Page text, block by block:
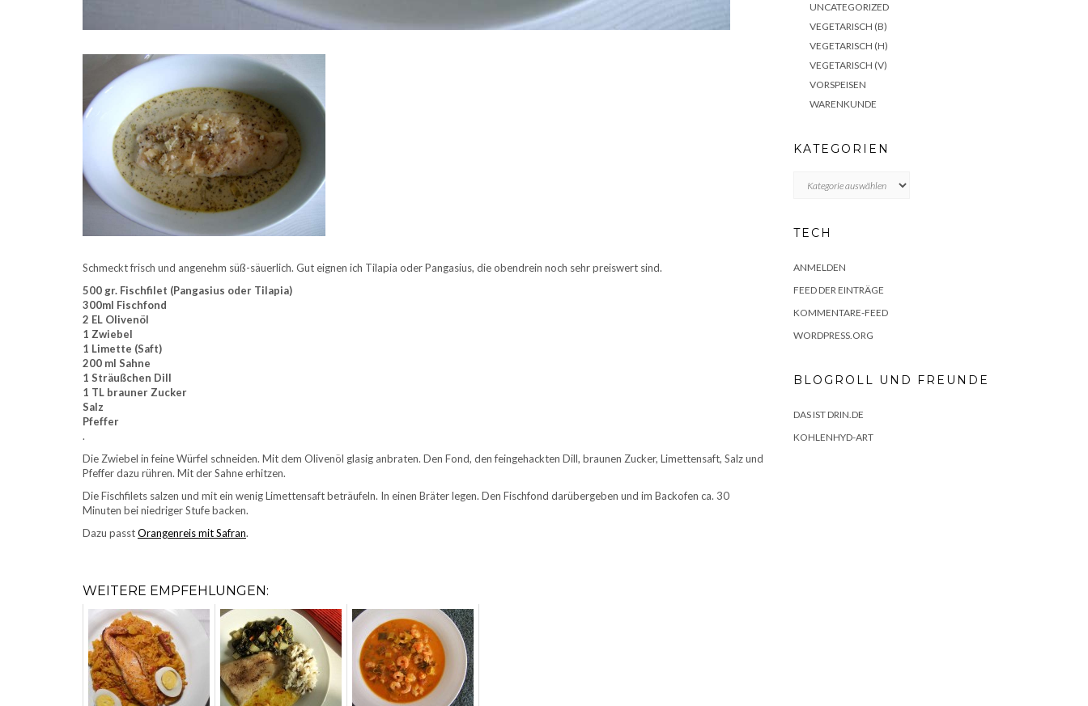
Schmeckt frisch und angenehm süß-säuerlich. Gut eignen ich Tilapia oder Pangasius, die obendrein noch sehr preiswert sind.
500 gr. Fischfilet (Pangasius oder Tilapia)
300ml Fischfond
2 EL Olivenöl
1 Zwiebel
1 Limette (Saft)
200 ml Sahne
1 Sträußchen Dill
1 TL brauner Zucker
Salz
Pfeffer
.
Die Zwiebel in feine Würfel schneiden. Mit dem Olivenöl glasig anbraten. Den Fond, den feingehackten Dill, braunen Zucker, Limettensaft, Salz und
Pfeffer dazu rühren. Mit der Sahne erhitzen.
Die Fischfilets salzen und mit ein wenig Limettensaft beträufeln. In einen Bräter legen. Den Fischfond darübergeben und im Backofen ca. 30
Minuten bei niedriger Stufe backen.
Dazu passtOrangenreis mit Safran.
WEITERE EMPFEHLUNGEN:
UNCATEGORIZED
VEGETARISCH (B)
VEGETARISCH (H)
VEGETARISCH (V)
VORSPEISEN
WARENKUNDE
KATEGORIEN
TECH
ANMELDEN
FEED DER EINTRÄGE
KOMMENTARE-FEED
WORDPRESS.ORG
BLOGROLL UND FREUNDE
DAS IST DRIN.DE
KOHLENHYD-ART